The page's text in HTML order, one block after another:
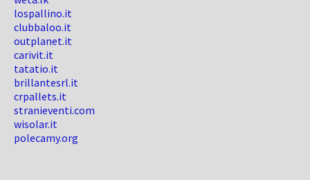
lospallino.it
clubbaloo.it
outplanet.it
carivit.it
tatatio.it
brillantesrl.it
crpallets.it
stranieventi.com
wisolar.it
polecamy.org